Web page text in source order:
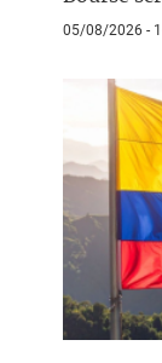
05/08/2026 -